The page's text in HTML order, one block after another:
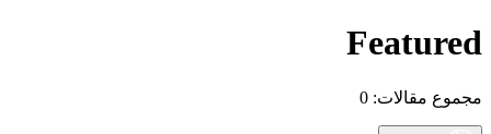
Featured
مجموع مقالات: 0